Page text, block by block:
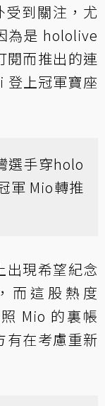
到關注，尤
為是 hololive
閱而推出的連
登上冠軍寶座
選手穿holo
軍 Mio轉推
出現希望紀念
而這股熱度
Mio 的裏帳
有在考慮重新